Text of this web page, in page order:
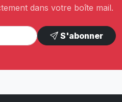
dans votre boîte mail.
S'abonner